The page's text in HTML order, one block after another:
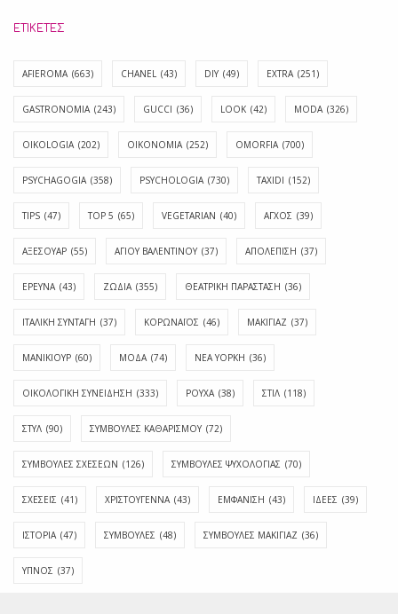
ΕΤΙΚΈΤΕΣ
AFIEROMA (663) CHANEL (43) DIY (49) EXTRA (251)
GASTRONOMIA (243) GUCCI (36) LOOK (42) MODA (326)
OIKOLOGIA (202) OIKONOMIA (252) OMORFIA (700)
PSYCHAGOGIA (358) PSYCHOLOGIA (730) TAXIDI (152)
TIPS (47) TOP 5 (65) VEGETARIAN (40) ΑΓΧΟΣ (39)
ΑΞΕΣΟΥΑΡ (55) ΑΓΊΟΥ ΒΑΛΕΝΤΊΝΟΥ (37) ΑΠΟΛΈΠΙΣΗ (37)
ΕΡΕΥΝΑ (43) ΖΩΔΙΑ (355) ΘΕΑΤΡΙΚΗ ΠΑΡΑΣΤΑΣΗ (36)
ΙΤΑΛΙΚΗ ΣΥΝΤΑΓΗ (37) ΚΟΡΩΝΑΪΟΣ (46) ΜΑΚΙΓΙΑΖ (37)
ΜΑΝΙΚΙΟΥΡ (60) ΜΟΔΑ (74) ΝΕΑ ΥΟΡΚΗ (36)
ΟΙΚΟΛΟΓΙΚΗ ΣΥΝΕΙΔΗΣΗ (333) ΡΟΥΧΑ (38) ΣΤΙΛ (118)
ΣΤΥΛ (90) ΣΥΜΒΟΥΛΕΣ ΚΑΘΑΡΙΣΜΟΥ (72)
ΣΥΜΒΟΥΛΕΣ ΣΧΕΣΕΩΝ (126) ΣΥΜΒΟΥΛΕΣ ΨΥΧΟΛΟΓΙΑΣ (70)
ΣΧΕΣΕΙΣ (41) ΧΡΙΣΤΟΥΓΕΝΝΑ (43) ΕΜΦΆΝΙΣΗ (43) ΙΔΈΕΣ (39)
ΙΣΤΟΡΊΑ (47) ΣΥΜΒΟΥΛΈΣ (48) ΣΥΜΒΟΥΛΈΣ ΜΑΚΙΓΙΆΖ (36)
ΎΠΝΟΣ (37)